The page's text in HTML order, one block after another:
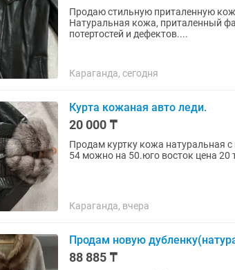
Продаю стильную приталенную
Натуральная кожа, приталенный
потертостей и дефектов....
Караганда, сегодня
Курта кожаная авто леди.
20 000 ₸
Продам куртку кожа натуральная
54 можно на 50.юго восток цена 20
Караганда, вчера
Продам новую
88 885 ₸